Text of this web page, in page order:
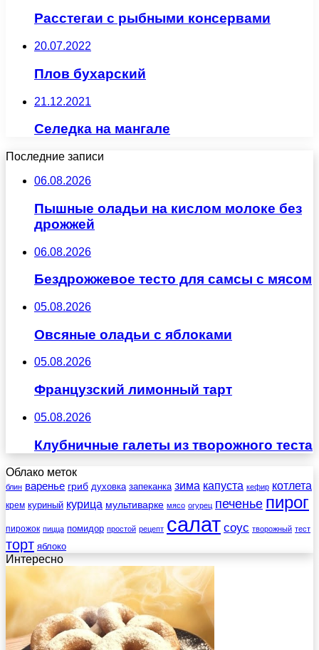
Расстегаи с рыбными консервами
20.07.2022
Плов бухарский
21.12.2021
Селедка на мангале
Последние записи
06.08.2026
Пышные оладьи на кислом молоке без
дрожжей
06.08.2026
Бездрожжевое тесто для самсы с мясом
05.08.2026
Овсяные оладьи с яблоками
05.08.2026
Французский лимонный тарт
05.08.2026
Клубничные галеты из творожного теста
Облако меток
блин варенье гриб духовка запеканка зима капуста кефир котлета
крем куриный курица мультиварке мясо огурец печенье пирог
пирожок пицца помидор простой рецепт салат соус творожный тест
торт яблоко
Интересно